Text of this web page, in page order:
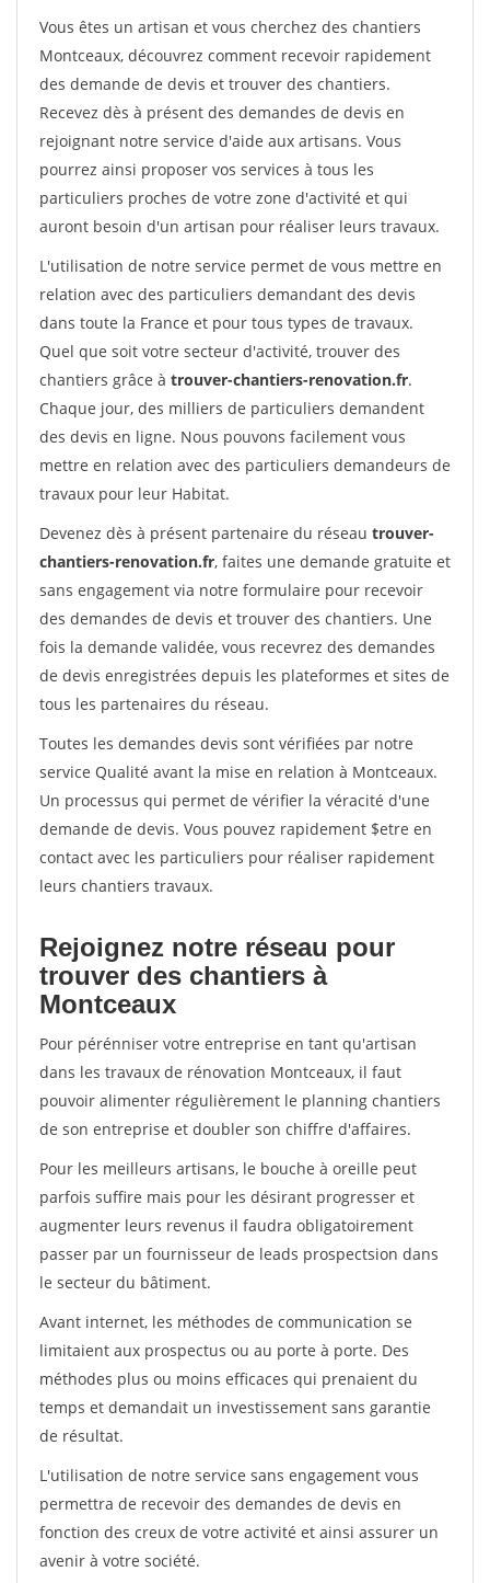
Vous êtes un artisan et vous cherchez des chantiers
Montceaux, découvrez comment recevoir rapidement
des demande de devis et trouver des chantiers.
Recevez dès à présent des demandes de devis en
rejoignant notre service d'aide aux artisans. Vous
pourrez ainsi proposer vos services à tous les
particuliers proches de votre zone d'activité et qui
auront besoin d'un artisan pour réaliser leurs travaux.
L'utilisation de notre service permet de vous mettre en
relation avec des particuliers demandant des devis
dans toute la France et pour tous types de travaux.
Quel que soit votre secteur d'activité, trouver des
chantiers grâce à trouver-chantiers-renovation.fr.
Chaque jour, des milliers de particuliers demandent
des devis en ligne. Nous pouvons facilement vous
mettre en relation avec des particuliers demandeurs de
travaux pour leur Habitat.
Devenez dès à présent partenaire du réseau trouver-
chantiers-renovation.fr, faites une demande gratuite et
sans engagement via notre formulaire pour recevoir
des demandes de devis et trouver des chantiers. Une
fois la demande validée, vous recevrez des demandes
de devis enregistrées depuis les plateformes et sites de
tous les partenaires du réseau.
Toutes les demandes devis sont vérifiées par notre
service Qualité avant la mise en relation à Montceaux.
Un processus qui permet de vérifier la véracité d'une
demande de devis. Vous pouvez rapidement $etre en
contact avec les particuliers pour réaliser rapidement
leurs chantiers travaux.
Rejoignez notre réseau pour
trouver des chantiers à
Montceaux
Pour pérénniser votre entreprise en tant qu'artisan
dans les travaux de rénovation Montceaux, il faut
pouvoir alimenter régulièrement le planning chantiers
de son entreprise et doubler son chiffre d'affaires.
Pour les meilleurs artisans, le bouche à oreille peut
parfois suffire mais pour les désirant progresser et
augmenter leurs revenus il faudra obligatoirement
passer par un fournisseur de leads prospectsion dans
le secteur du bâtiment.
Avant internet, les méthodes de communication se
limitaient aux prospectus ou au porte à porte. Des
méthodes plus ou moins efficaces qui prenaient du
temps et demandait un investissement sans garantie
de résultat.
L'utilisation de notre service sans engagement vous
permettra de recevoir des demandes de devis en
fonction des creux de votre activité et ainsi assurer un
avenir à votre société.